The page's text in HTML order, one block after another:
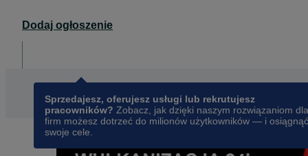
Dodaj ogłoszenie
Sprzedajesz, oferujesz usługi lub rekrutujesz
pracowników? Zobacz, jak dzięki naszym rozwiązaniom dla
firm możesz dotrzeć do milionów użytkowników — i osiągnąć
swoje cele.